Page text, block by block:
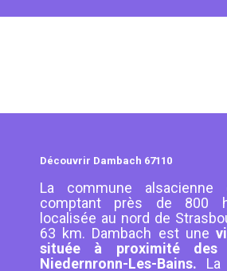
Découvrir Dambach 67110
La commune alsacienne
comptant près de 800
localisée au nord de
63 km. Dambach est une
située à proximité des
Niedernronn-Les-Bains.